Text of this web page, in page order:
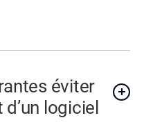
éviter
logiciel